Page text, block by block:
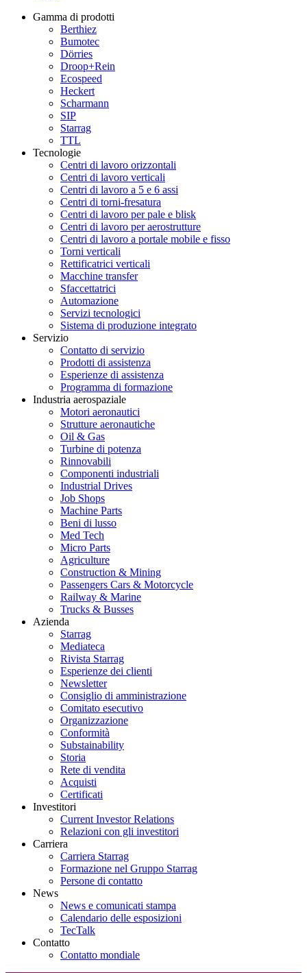
Gamma di prodotti
Berthiez
Bumotec
Dörries
Droop+Rein
Ecospeed
Heckert
Scharmann
SIP
Starrag
TTL
Tecnologie
Centri di lavoro orizzontali
Centri di lavoro verticali
Centri di lavoro a 5 e 6 assi
Centri di torni-fresatura
Centri di lavoro per pale e blisk
Centri di lavoro per aerostrutture
Centri di lavoro a portale mobile e fisso
Torni verticali
Rettificatrici verticali
Macchine transfer
Sfaccettatrici
Automazione
Servizi tecnologici
Sistema di produzione integrato
Servizio
Contatto di servizio
Prodotti di assistenza
Esperienze di assistenza
Programma di formazione
Industria aerospaziale
Motori aeronautici
Strutture aeronautiche
Oil & Gas
Turbine di potenza
Rinnovabili
Componenti industriali
Industrial Drives
Job Shops
Machine Parts
Beni di lusso
Med Tech
Micro Parts
Agriculture
Construction & Mining
Passengers Cars & Motorcycle
Railway & Marine
Trucks & Busses
Azienda
Starrag
Mediateca
Rivista Starrag
Esperienze dei clienti
Newsletter
Consiglio di amministrazione
Comitato esecutivo
Organizzazione
Conformità
Substainability
Storia
Rete di vendita
Acquisti
Certificati
Investitori
Current Investor Relations
Relazioni con gli investitori
Carriera
Carriera Starrag
Formazione nel Gruppo Starrag
Persone di contatto
News
News e comunicati stampa
Calendario delle esposizioni
TecTalk
Contatto
Contatto mondiale